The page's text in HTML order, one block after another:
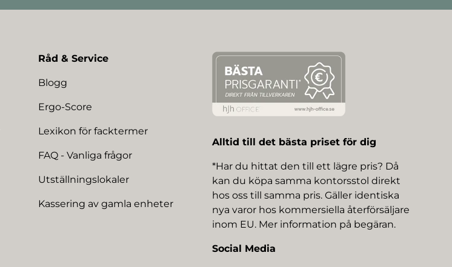
Råd & Service
Blogg
Ergo-Score
Lexikon för facktermer
FAQ - Vanliga frågor
Utställningslokaler
Kassering av gamla enheter
Alltid till det bästa priset för dig
*Har du hittat den till ett lägre pris? Då
kan du köpa samma kontorsstol direkt
hos oss till samma pris. Gäller identiska
nya varor hos kommersiella återförsäljare
inom EU. Mer information på begäran.
Social Media